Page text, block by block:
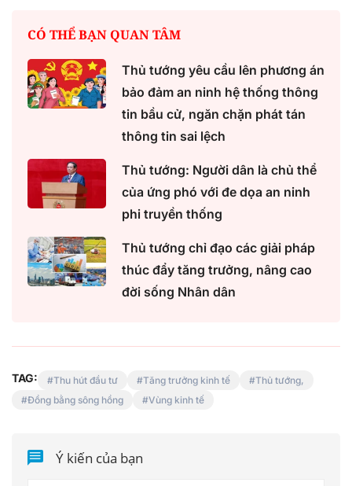
CÓ THỂ BẠN QUAN TÂM
Thủ tướng yêu cầu lên phương án
bảo đảm an ninh hệ thống thông
tin bầu cử, ngăn chặn phát tán
thông tin sai lệch
Thủ tướng: Người dân là chủ thể
của ứng phó với đe dọa an ninh
phi truyền thống
Thủ tướng chỉ đạo các giải pháp
thúc đẩy tăng trưởng, nâng cao
đời sống Nhân dân
TAG: Thu hút đầu tư Tăng trưởng kinh tế
Thủ tướng,
Đồng bằng sông hồng
Vùng kinh tế
Ý kiến của bạn